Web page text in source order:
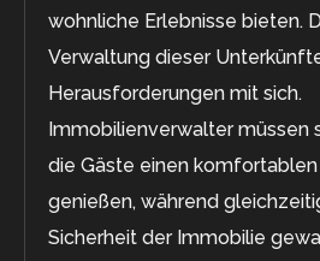
wohnliche Erlebnisse bieten.
Verwaltung dieser
Herausforderungen mit sich.
Immobilienverwalter müssen
die Gäste einen
genießen, während
Sicherheit der Immobilie